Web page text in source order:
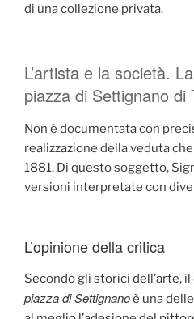
di una collezione privata.
L’artista e la società.
piazza di Settignano di
Non è documentata con
realizzazione della veduta
1881. Di questo soggetto,
versioni interpretate con
L’opinione della critica
Secondo gli storici dell’arte,
piazza di Settignanoè una